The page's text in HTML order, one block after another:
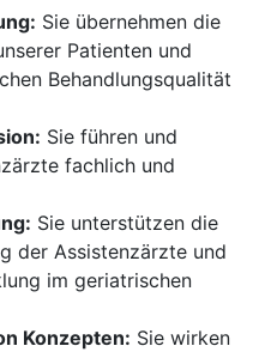
Sie übernehmen die
Patienten und
Behandlungsqualität
Sie führen und
fachlich und
Sie unterstützen die
der Assistenzärzte und
im geriatrischen
Konzepten: Sie wirken